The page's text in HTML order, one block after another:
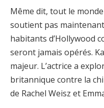
Même dit, tout le
soutient pas
habitants d’Hollywood
seront jamais opérés.
majeur. L’actrice a
britannique contre la
de Rachel Weisz et